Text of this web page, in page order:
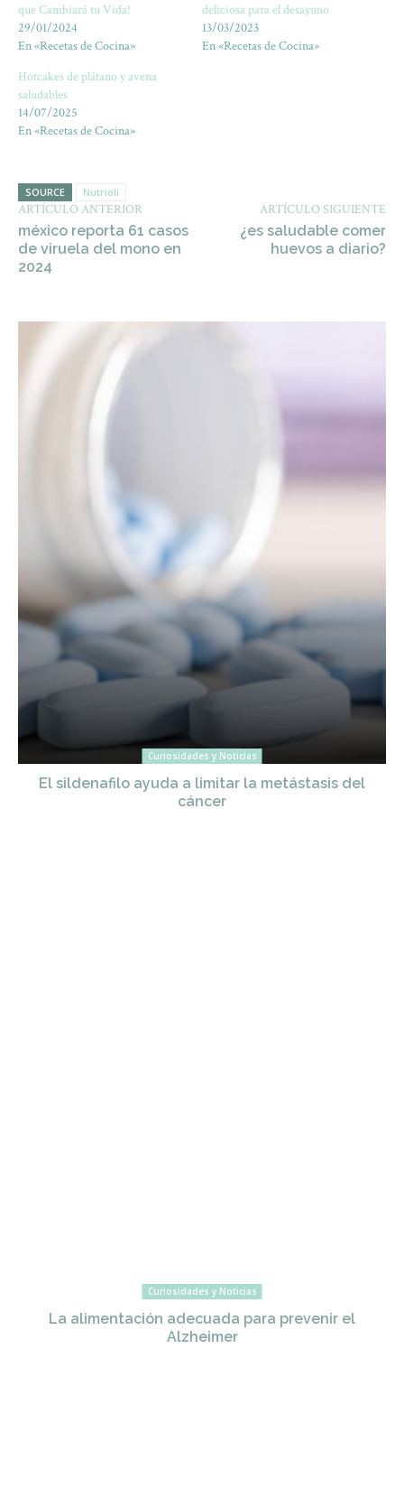
que Cambiará tu Vida!
29/01/2024
En «Recetas de Cocina»
deliciosa para el desayuno
13/03/2023
En «Recetas de Cocina»
Hotcakes de plátano y avena
saludables
14/07/2025
En «Recetas de Cocina»
SOURCE Nutrioli
ARTÍCULO ANTERIOR
méxico reporta 61 casos
de viruela del mono en
2024
ARTÍCULO SIGUIENTE
¿es saludable comer
huevos a diario?
Curiosidades y Noticias
El sildenafilo ayuda a limitar la metástasis del
cáncer
Curiosidades y Noticias
La alimentación adecuada para prevenir el
Alzheimer